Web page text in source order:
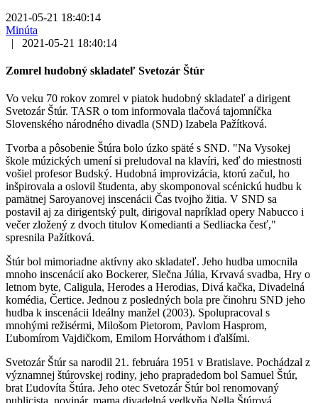
2021-05-21 18:40:14
Minúta
|
2021-05-21 18:40:14
Zomrel hudobný skladateľ Svetozár Štúr
Vo veku 70 rokov zomrel v piatok hudobný skladateľ a dirigent
Svetozár Štúr. TASR o tom informovala tlačová tajomníčka
Slovenského národného divadla (SND) Izabela Pažítková.
Tvorba a pôsobenie Štúra bolo úzko späté s SND. "Na Vysokej
škole múzických umení si preludoval na klavíri, keď do miestnosti
vošiel profesor Budský. Hudobná improvizácia, ktorú začul, ho
inšpirovala a oslovil študenta, aby skomponoval scénickú hudbu k
pamätnej Saroyanovej inscenácii Čas tvojho žitia. V SND sa
postavil aj za dirigentský pult, dirigoval napríklad opery Nabucco i
večer zložený z dvoch titulov Komedianti a Sedliacka česť,"
spresnila Pažítková.
Štúr bol mimoriadne aktívny ako skladateľ. Jeho hudba umocnila
mnoho inscenácií ako Bockerer, Slečna Júlia, Krvavá svadba, Hry o
letnom byte, Caligula, Herodes a Herodias, Divá kačka, Divadelná
komédia, Čertice. Jednou z posledných bola pre činohru SND jeho
hudba k inscenácii Ideálny manžel (2003). Spolupracoval s
mnohými režisérmi, Milošom Pietorom, Pavlom Hasprom,
Ľubomírom Vajdičkom, Emilom Horváthom i ďalšími.
Svetozár Štúr sa narodil 21. februára 1951 v Bratislave. Pochádzal z
významnej štúrovskej rodiny, jeho prapradedom bol Samuel Štúr,
brat Ľudovíta Štúra. Jeho otec Svetozár Štúr bol renomovaný